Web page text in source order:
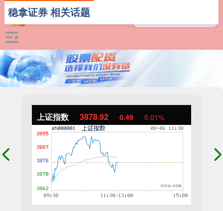
上证指数 3878.92 0.49 0.01%
稳拿证券 相关话题